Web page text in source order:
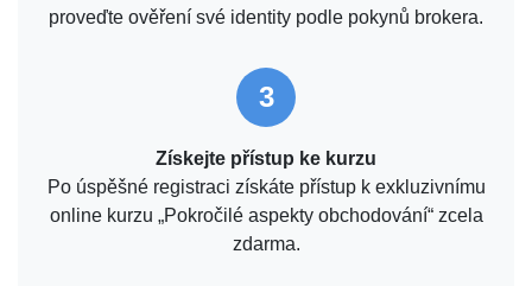
proveďte ověření své identity podle pokynů brokera.
3
Získejte přístup ke kurzu
Po úspěšné registraci získáte přístup k exkluzivnímu
online kurzu „Pokročilé aspekty obchodování“ zcela
zdarma.